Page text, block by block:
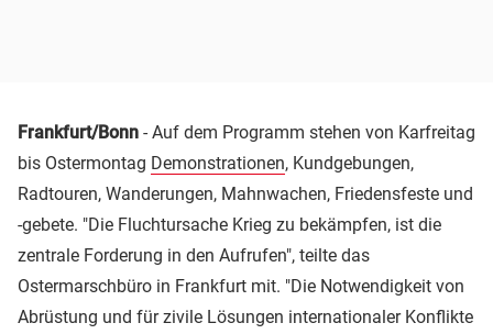
Frankfurt/Bonn - Auf dem Programm stehen von Karfreitag
bis Ostermontag Demonstrationen, Kundgebungen,
Radtouren, Wanderungen, Mahnwachen, Friedensfeste und
-gebete. "Die Fluchtursache Krieg zu bekämpfen, ist die
zentrale Forderung in den Aufrufen", teilte das
Ostermarschbüro in Frankfurt mit. "Die Notwendigkeit von
Abrüstung und für zivile Lösungen internationaler Konflikte